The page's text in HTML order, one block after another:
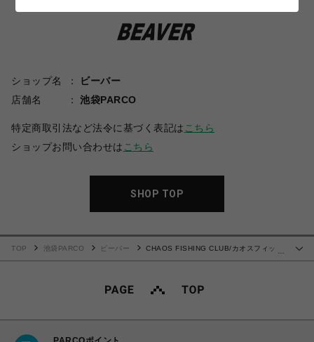
ショップ名
ビーバー
店舗名
池袋PARCO
特定商取引法など法令に基づく表記は こちら
ショップお問い合わせは こちら
SHOP TOP
TOP 池袋PARCO ビーバー
CHAOS FISHING CLUB/カオスフィッシ